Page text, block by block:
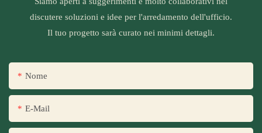
discutere soluzioni e idee per l'arredamento dell'ufficio.
Il tuo progetto sarà curato nei minimi dettagli.
Nome
E-Mail